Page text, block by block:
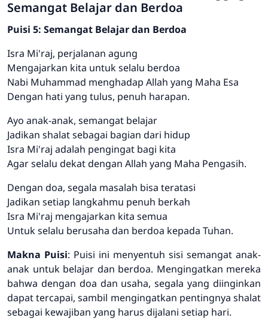
Semangat Belajar dan Berdoa
Puisi 5: Semangat Belajar dan Berdoa
Isra Mi'raj, perjalanan agung
Mengajarkan kita untuk selalu berdoa
Nabi Muhammad menghadap Allah yang Maha Esa
Dengan hati yang tulus, penuh harapan.
Ayo anak-anak, semangat belajar
Jadikan shalat sebagai bagian dari hidup
Isra Mi'raj adalah pengingat bagi kita
Agar selalu dekat dengan Allah yang Maha Pengasih.
Dengan doa, segala masalah bisa teratasi
Jadikan setiap langkahmu penuh berkah
Isra Mi'raj mengajarkan kita semua
Untuk selalu berusaha dan berdoa kepada Tuhan.
Makna Puisi: Puisi ini menyentuh sisi semangat anak-
anak untuk belajar dan berdoa. Mengingatkan mereka
bahwa dengan doa dan usaha, segala yang diinginkan
dapat tercapai, sambil mengingatkan pentingnya shalat
sebagai kewajiban yang harus dijalani setiap hari.